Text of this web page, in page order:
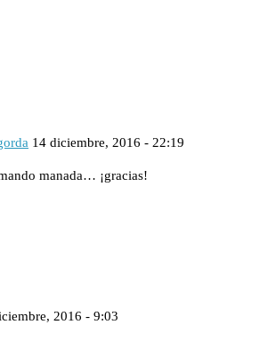
14 diciembre, 2016 - 22:19
manada… ¡gracias!
2016 - 9:03